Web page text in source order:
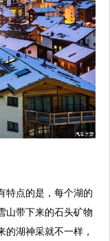
特点的是，每个湖的
山带下来的石头矿物
的湖神采就不一样，